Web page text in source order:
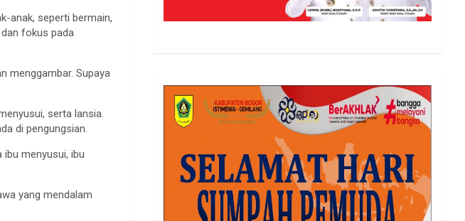
anak, seperti bermain,
fokus pada
menggambar. Supaya
serta lansia.
di pengungsian.
ibu menyusui, ibu
yang mendalam